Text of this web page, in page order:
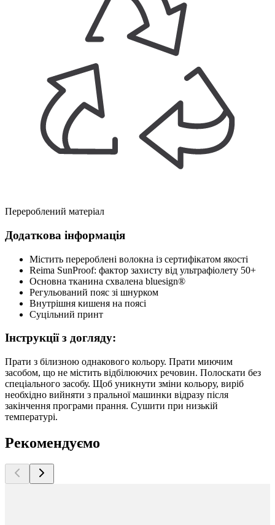
Перероблений матеріал
Додаткова інформація
Містить перероблені волокна із сертифікатом якості
Reima SunProof: фактор захисту від ультрафіолету 50+
Основна тканина схвалена bluesign®
Регульований пояс зі шнурком
Внутрішня кишеня на поясі
Суцільний принт
Інструкції з догляду:
Прати з білизною однакового кольору. Прати миючим
засобом, що не містить відбілюючих речовин. Полоскати без
спеціального засобу. Щоб уникнути зміни кольору, виріб
необхідно вийняти з пральної машинки відразу після
закінчення програми прання. Сушити при низькій
температурі.
Рекомендуємо